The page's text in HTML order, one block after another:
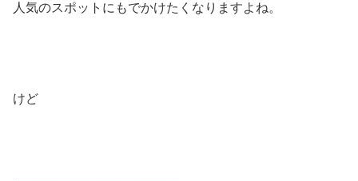
人気のスポットにもでかけたくなりますよね。
けど